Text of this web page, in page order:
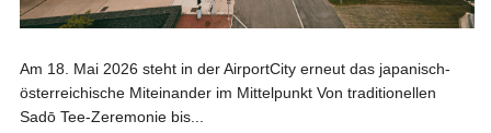
Am 18. Mai 2026 steht in der AirportCity erneut das japanisch-
österreichische Miteinander im Mittelpunkt Von traditionellen
Sadō Tee-Zeremonie bis...